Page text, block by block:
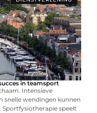
in teamsport
Intensieve
snelle wendingen kunnen
Sportfysiotherapie speelt